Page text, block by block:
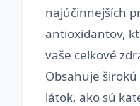
najúčinnejších
antioxidantov,
vaše celkové
Obsahuje
látok, ako sú